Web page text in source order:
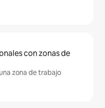
con zonas de
zona de trabajo